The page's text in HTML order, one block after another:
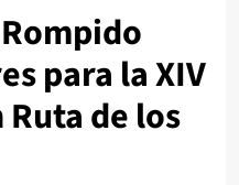
para la XIV
de los